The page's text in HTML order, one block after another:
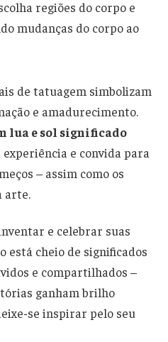
regiões do corpo e
mudanças do corpo ao
de tatuagem simbolizam
e amadurecimento.
lua e sol significado
e convida para
– assim como os
arte.
e celebrar suas
está cheio de significados
e compartilhados –
ganham brilho
se inspirar pelo seu